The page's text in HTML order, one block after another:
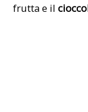
frutta e il